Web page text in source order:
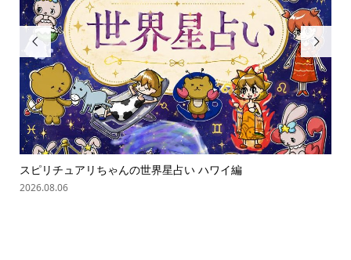

スピリチュアリちゃんの世界星占い ハワイ編
2026.08.06
